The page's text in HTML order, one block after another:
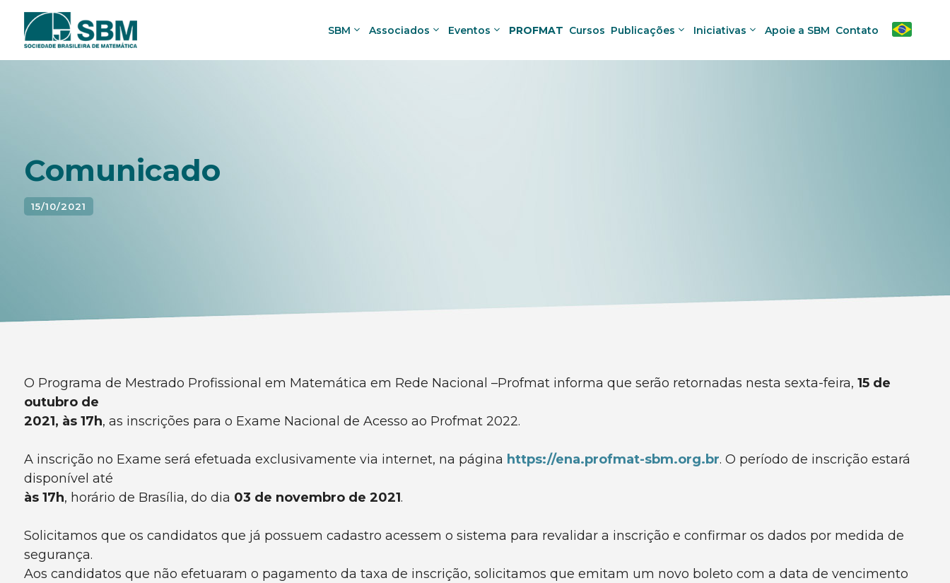
Pular
para
SBM Associados Eventos PROFMAT Cursos Publicações Iniciativas Apoie a SBM Contato
Comunicado
15/10/2021
O Programa de Mestrado Profissional em Matemática em Rede Nacional –Profmat informa que serão retornadas nesta sexta-feira, 15 de
outubro de
2021, às 17h, as inscrições para o Exame Nacional de Acesso ao Profmat 2022.
A inscrição no Exame será efetuada exclusivamente via internet, na página https://ena.profmat-sbm.org.br. O período de inscrição estará
disponível até
às 17h, horário de Brasília, do dia 03 de novembro de 2021.
Solicitamos que os candidatos que já possuem cadastro acessem o sistema para revalidar a inscrição e confirmar os dados por medida de
segurança.
Aos candidatos que não efetuaram o pagamento da taxa de inscrição, solicitamos que emitam um novo boleto com a data de vencimento